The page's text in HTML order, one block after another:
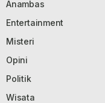
Anambas
Entertainment
Misteri
Opini
Politik
Wisata